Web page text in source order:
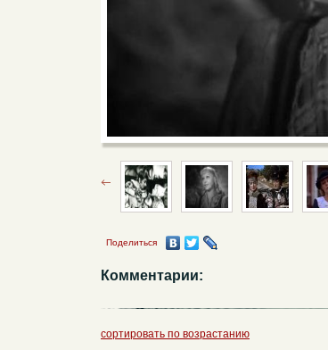
Поделиться
Комментарии:
сортировать по возрастанию